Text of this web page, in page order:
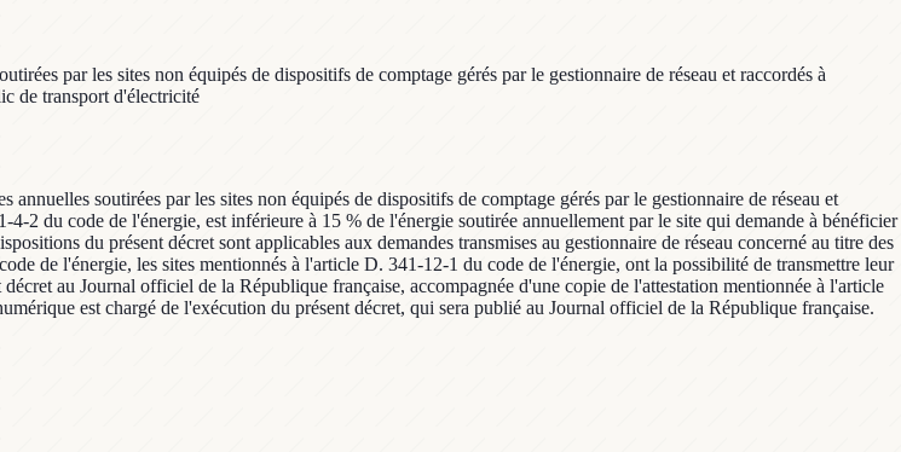
par les sites non équipés de dispositifs de comptage gérés par le gestionnaire de réseau et raccordés à
de transport d'électricité
soutirées par les sites non équipés de dispositifs de comptage gérés par le gestionnaire de réseau et
2 du code de l'énergie, est inférieure à 15 % de l'énergie soutirée annuellement par le site qui demande à bénéficier
du présent décret sont applicables aux demandes transmises au gestionnaire de réseau concerné au titre des
de l'énergie, les sites mentionnés à l'article D. 341-12-1 du code de l'énergie, ont la possibilité de transmettre leur
au Journal officiel de la République française, accompagnée d'une copie de l'attestation mentionnée à l'article
est chargé de l'exécution du présent décret, qui sera publié au Journal officiel de la République française.